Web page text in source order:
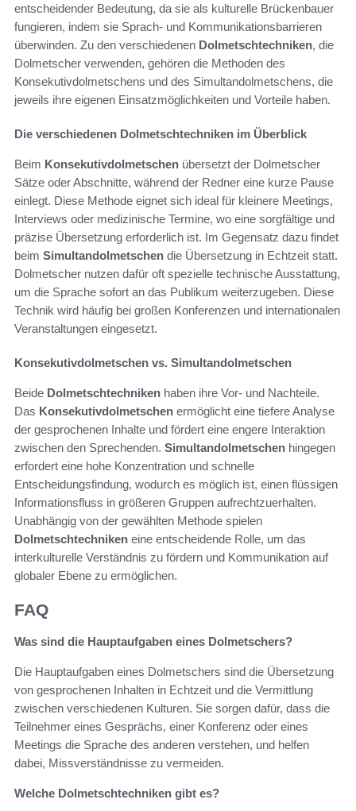
entscheidender Bedeutung, da sie als kulturelle Brückenbauer
fungieren, indem sie Sprach- und Kommunikationsbarrieren
überwinden. Zu den verschiedenen Dolmetschtechniken, die
Dolmetscher verwenden, gehören die Methoden des
Konsekutivdolmetschens und des Simultandolmetschens, die
jeweils ihre eigenen Einsatzmöglichkeiten und Vorteile haben.
Die verschiedenen Dolmetschtechniken im Überblick
Beim Konsekutivdolmetschen übersetzt der Dolmetscher
Sätze oder Abschnitte, während der Redner eine kurze Pause
einlegt. Diese Methode eignet sich ideal für kleinere Meetings,
Interviews oder medizinische Termine, wo eine sorgfältige und
präzise Übersetzung erforderlich ist. Im Gegensatz dazu findet
beim Simultandolmetschen die Übersetzung in Echtzeit statt.
Dolmetscher nutzen dafür oft spezielle technische Ausstattung,
um die Sprache sofort an das Publikum weiterzugeben. Diese
Technik wird häufig bei großen Konferenzen und internationalen
Veranstaltungen eingesetzt.
Konsekutivdolmetschen vs. Simultandolmetschen
Beide Dolmetschtechniken haben ihre Vor- und Nachteile.
Das Konsekutivdolmetschen ermöglicht eine tiefere Analyse
der gesprochenen Inhalte und fördert eine engere Interaktion
zwischen den Sprechenden. Simultandolmetschen hingegen
erfordert eine hohe Konzentration und schnelle
Entscheidungsfindung, wodurch es möglich ist, einen flüssigen
Informationsfluss in größeren Gruppen aufrechtzuerhalten.
Unabhängig von der gewählten Methode spielen
Dolmetschtechniken eine entscheidende Rolle, um das
interkulturelle Verständnis zu fördern und Kommunikation auf
globaler Ebene zu ermöglichen.
FAQ
Was sind die Hauptaufgaben eines Dolmetschers?
Die Hauptaufgaben eines Dolmetschers sind die Übersetzung
von gesprochenen Inhalten in Echtzeit und die Vermittlung
zwischen verschiedenen Kulturen. Sie sorgen dafür, dass die
Teilnehmer eines Gesprächs, einer Konferenz oder eines
Meetings die Sprache des anderen verstehen, und helfen
dabei, Missverständnisse zu vermeiden.
Welche Dolmetschtechniken gibt es?